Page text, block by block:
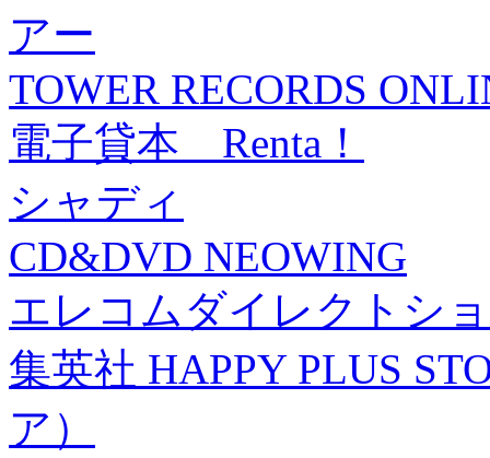
アー
TOWER RECORDS
電子貸本 Renta！
シャディ
CD&DVD NEOWING
エレコムダイレクトシ
集英社 HAPPY PLUS
ア）